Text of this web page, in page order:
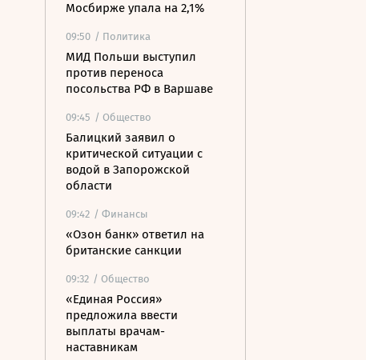
Мосбирже упала на 2,1%
09:50 / Политика
МИД Польши выступил
против переноса
посольства РФ в Варшаве
09:45 / Общество
Балицкий заявил о
критической ситуации с
водой в Запорожской
области
09:42 / Финансы
«Озон банк» ответил на
британские санкции
09:32 / Общество
«Единая Россия»
предложила ввести
выплаты врачам-
наставникам